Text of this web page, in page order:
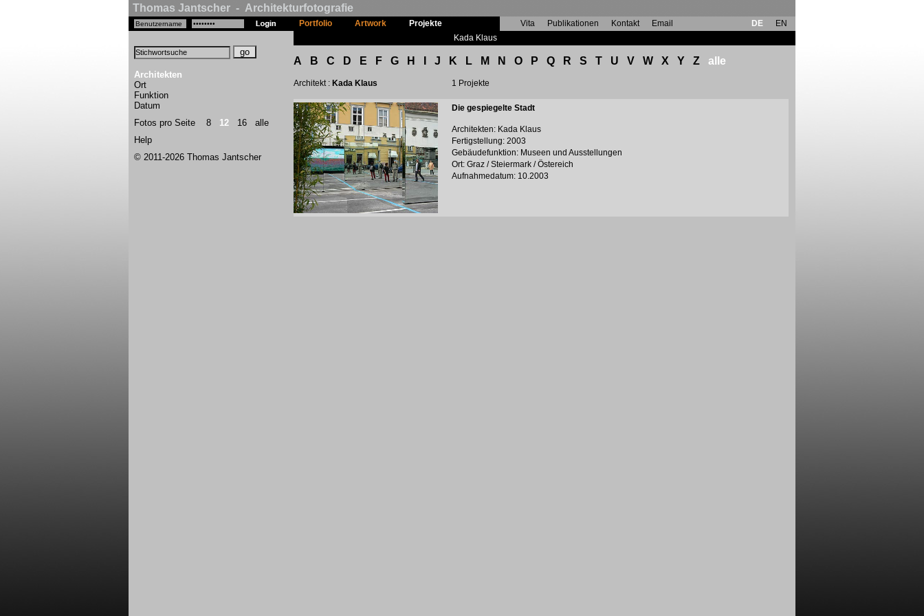
Thomas Jantscher - Architekturfotografie
Architekten
Ort
Funktion
Datum
Fotos pro Seite 8 12 16
alle
Help
© 2011-2026 Thomas Jantscher
Portfolio Artwork Projekte Vita Publikationen Kontakt Email DE
EN
Kada Klaus
A B C D E F G H J K L M N O P Q R S T U V W X Y Z alle
Architekt : Kada Klaus 1 Projekte
Die gespiegelte Stadt
Architekten: Kada Klaus
Fertigstellung: 2003
Gebäudefunktion: Museen und Ausstellungen
Ort: Graz / Steiermark / Östereich
Aufnahmedatum: 10.2003